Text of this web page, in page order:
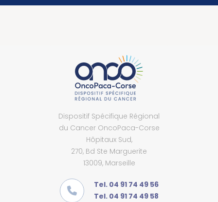
Dispositif Spécifique Régional
du Cancer OncoPaca-Corse
Hôpitaux Sud,
270, Bd Ste Marguerite
13009, Marseille
Tel. 04 91 74 49 56
Tel. 04 91 74 49 58